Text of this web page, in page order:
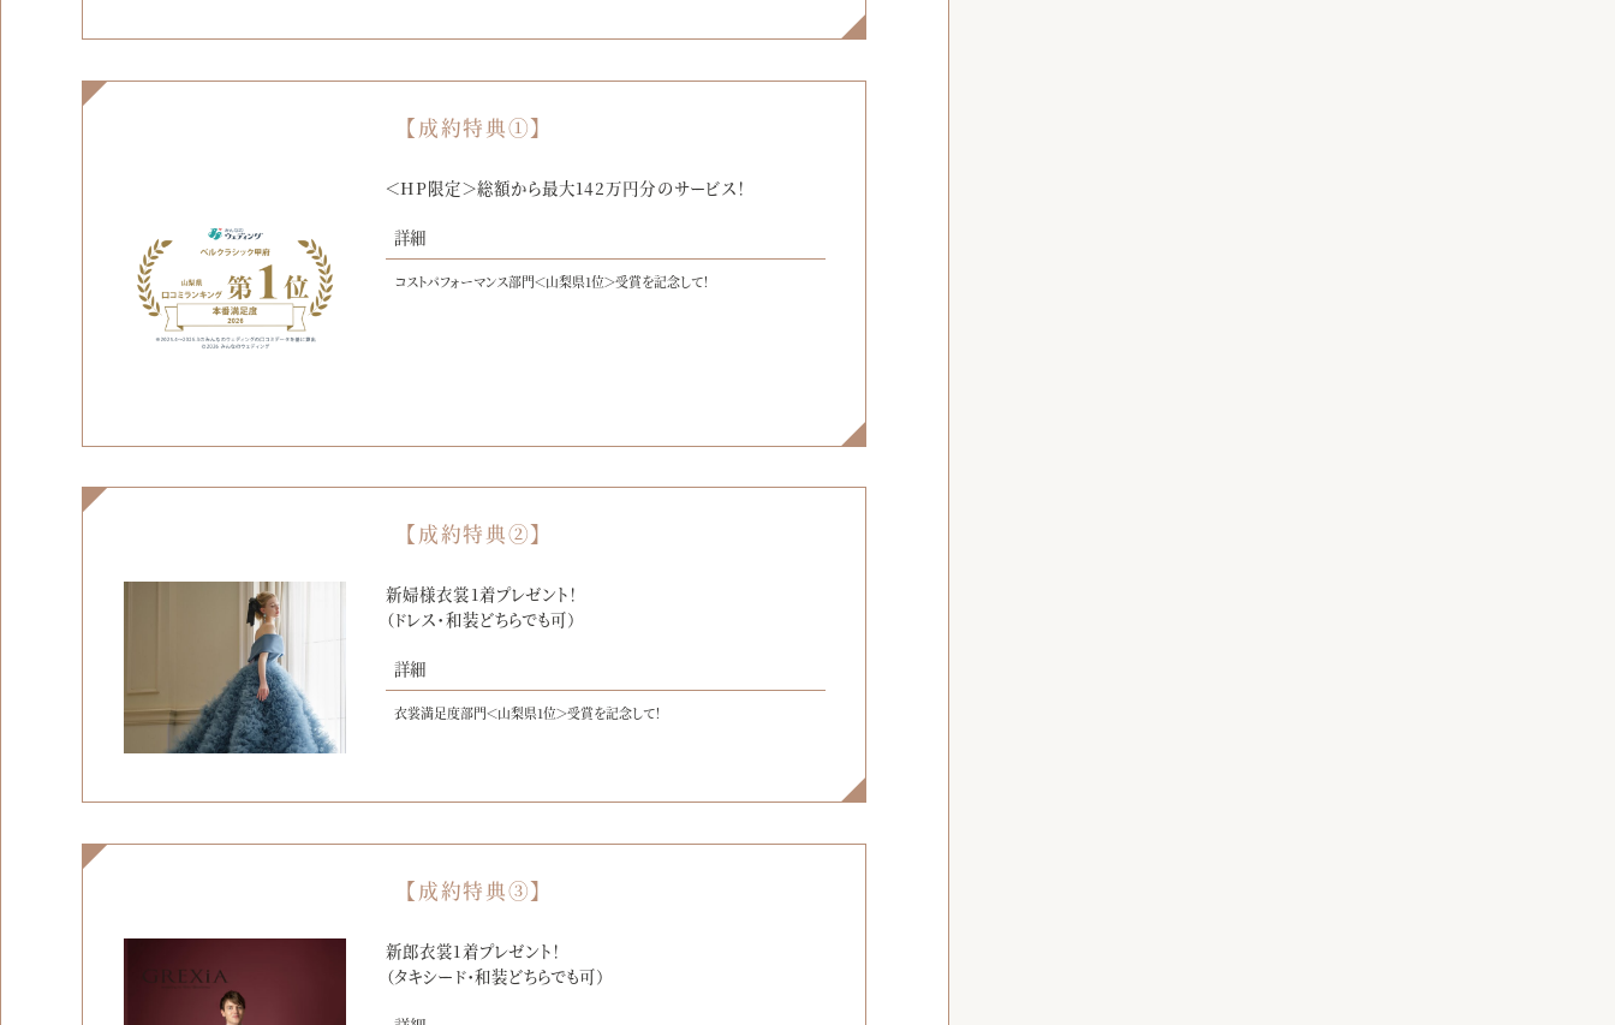
【成約特典①】
＜HP限定＞総額から最大142万円分のサービス！
詳細
コストパフォーマンス部門＜山梨県1位＞受賞を記念して！
【成約特典②】
新婦様衣裳1着プレゼント！
（ドレス・和装どちらでも可）
詳細
衣裳満足度部門＜山梨県1位＞受賞を記念して！
【成約特典③】
新郎衣裳1着プレゼント！
（タキシード・和装どちらでも可）